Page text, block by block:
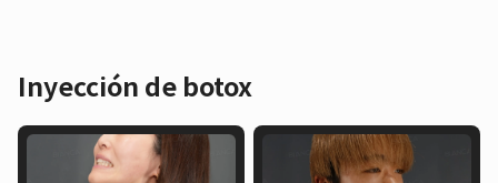
Inyección de botox